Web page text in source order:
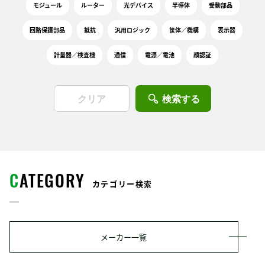
モジュール ルーター 光デバイス 半導体 受動部品
回路保護部品 抵抗 汎用ロジック 筐体／機構 表示器
計量器／検査機 通信 電源／電池 顔認証
検索する
CATEGORY カテゴリー検索
メーカー一覧